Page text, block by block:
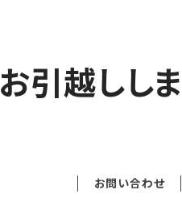
お引越ししま
お問い合わせ